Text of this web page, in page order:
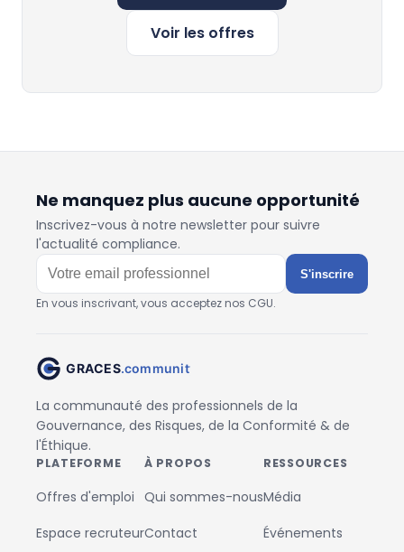
Voir les offres
Ne manquez plus aucune opportunité
Inscrivez-vous à notre newsletter pour suivre
l'actualité compliance.
S'inscrire
En vous inscrivant, vous acceptez nos CGU.
La communauté des professionnels de la
Gouvernance, des Risques, de la Conformité & de
l'Éthique.
PLATEFORME
Offres d'emploi
Espace recruteur
À PROPOS
Qui sommes-nous
Contact
RESSOURCES
Média
Événements